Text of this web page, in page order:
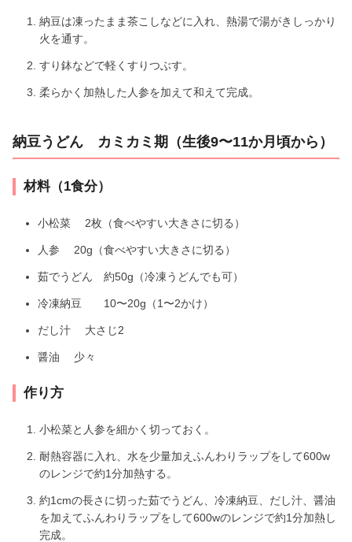
納豆は凍ったまま茶こしなどに入れ、熱湯で湯がきしっかり
火を通す。
すり鉢などで軽くすりつぶす。
柔らかく加熱した人参を加えて和えて完成。
納豆うどん カミカミ期（生後9〜11か月頃から）
材料（1食分）
小松菜 2枚（食べやすい大きさに切る）
人参 20g（食べやすい大きさに切る）
茹でうどん 約50g（冷凍うどんでも可）
冷凍納豆 10〜20g（1〜2かけ）
だし汁 大さじ2
醤油 少々
作り方
小松菜と人参を細かく切っておく。
耐熱容器に入れ、水を少量加えふんわりラップをして600w
のレンジで約1分加熱する。
約1cmの長さに切った茹でうどん、冷凍納豆、だし汁、醤油
を加えてふんわりラップをして600wのレンジで約1分加熱し
完成。